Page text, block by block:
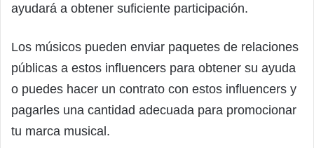
ayudará a obtener suficiente participación.
Los músicos pueden enviar paquetes de relaciones
públicas a estos influencers para obtener su ayuda
o puedes hacer un contrato con estos influencers y
pagarles una cantidad adecuada para promocionar
tu marca musical.